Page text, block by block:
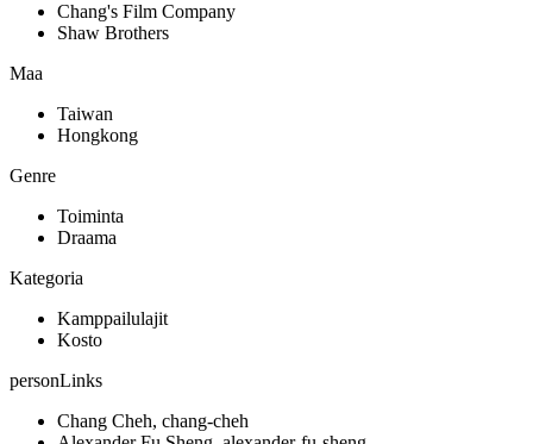
Chang's Film Company
Shaw Brothers
Maa
Taiwan
Hongkong
Genre
Toiminta
Draama
Kategoria
Kamppailulajit
Kosto
personLinks
Chang Cheh, chang-cheh